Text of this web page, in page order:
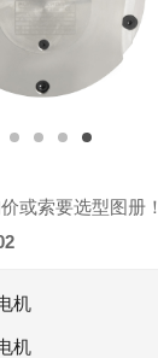
或索要选型图册！
机
机